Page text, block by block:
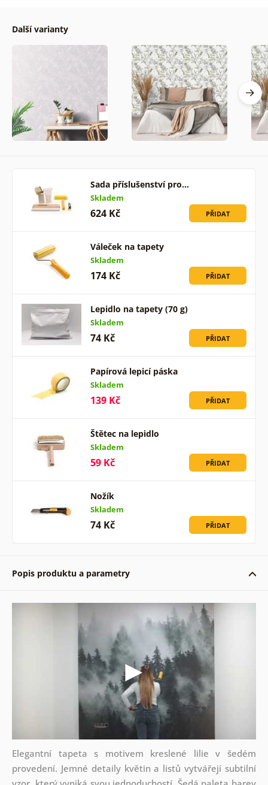
Další varianty
Sada příslušenství pro…
Skladem
624 Kč PŘIDAT
Váleček na tapety
Skladem
174 Kč PŘIDAT
Lepidlo na tapety (70 g)
Skladem
74 Kč PŘIDAT
Papírová lepicí páska
Skladem
139 Kč PŘIDAT
Štětec na lepidlo
Skladem
59 Kč PŘIDAT
Nožík
Skladem
74 Kč PŘIDAT
Popis produktu a parametry
Elegantní tapeta s motivem kreslené lilie v šedém
provedení. Jemné detaily květin a listů vytvářejí subtilní